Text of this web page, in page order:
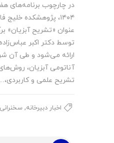
در چارچوب برنامه‌های
۱۴۰۴، پژوهشکده
عنوان «تشریح آبزیان»
توسط دکتر اکبر
ارائه می‌شود و طی آن
آناتومی آبزیان،
تشریح علمی و
اخبار دبیرخانه, سخنرانی